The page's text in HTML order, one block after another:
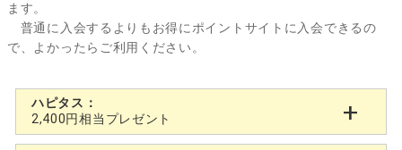
ます。
普通に入会するよりもお得にポイントサイトに入会できるの
で、よかったらご利用ください。
ハピタス：
2,400円相当プレゼント